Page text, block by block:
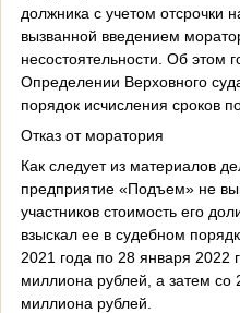
должника с учетом отсрочки
вызванной введением
несостоятельности. Об этом
Определении Верховного
порядок исчисления сроков
Отказ от моратория
Как следует из материалов
предприятие «Подъем» не
участников стоимость его
взыскал ее в судебном
2021 года по 28 января 2022
миллиона рублей, а затем
миллиона рублей.